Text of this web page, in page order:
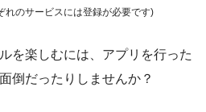
スマホのブラウザ
れのサービスには登録が必要です)
を楽しむには、アプリを行った
倒だったりしませんか？